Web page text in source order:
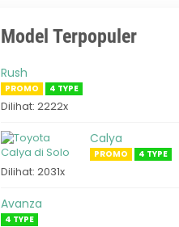
Model Terpopuler
Rush
PROMO 4 TYPE
Dilihat: 2222x
Calya
PROMO 4 TYPE
Dilihat: 2031x
Avanza
4 TYPE